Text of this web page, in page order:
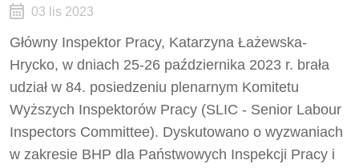
03 lis 2023
Główny Inspektor Pracy, Katarzyna Łażewska-
Hrycko, w dniach 25-26 października 2023 r. brała
udział w 84. posiedzeniu plenarnym Komitetu
Wyższych Inspektorów Pracy (SLIC - Senior Labour
Inspectors Committee). Dyskutowano o wyzwaniach
w zakresie BHP dla Państwowych Inspekcji Pracy i